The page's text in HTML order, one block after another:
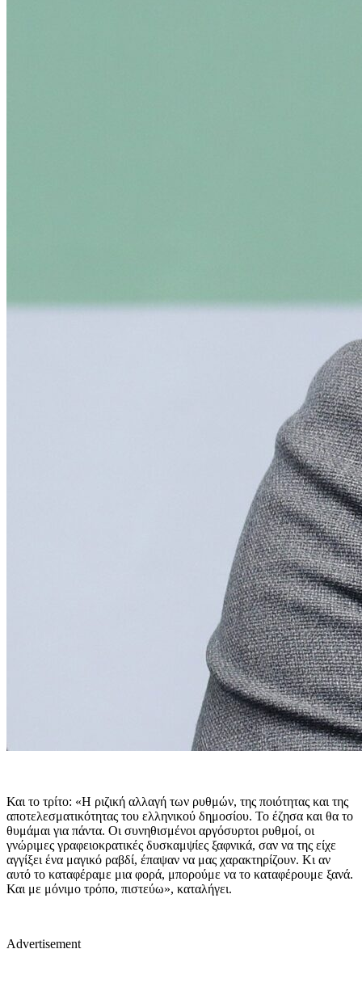
Και το τρίτο: «Η ριζική αλλαγή των ρυθμών, της ποιότητας και της
αποτελεσματικότητας του ελληνικού δημοσίου. Το έζησα και θα το
θυμάμαι για πάντα. Οι συνηθισμένοι αργόσυρτοι ρυθμοί, οι
γνώριμες γραφειοκρατικές δυσκαμψίες ξαφνικά, σαν να της είχε
αγγίξει ένα μαγικό ραβδί, έπαψαν να μας χαρακτηρίζουν. Κι αν
αυτό το καταφέραμε μια φορά, μπορούμε να το καταφέρουμε ξανά.
Και με μόνιμο τρόπο, πιστεύω», καταλήγει.
Advertisement